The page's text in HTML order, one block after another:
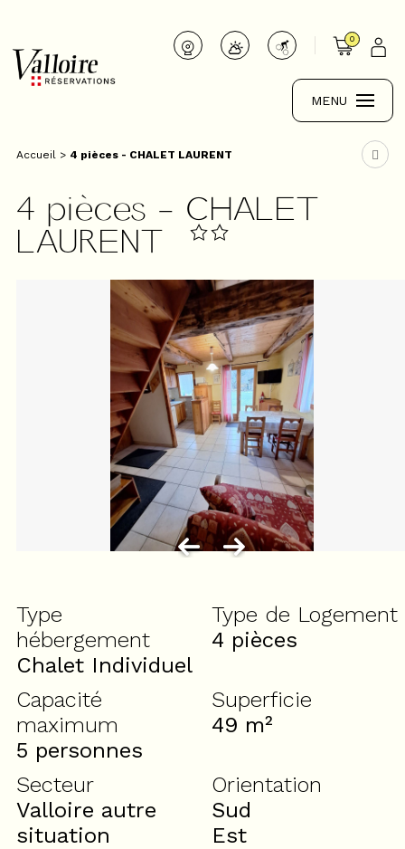
0
MENU
Accueil > 4 pièces - CHALET LAURENT
4 pièces - CHALET
LAURENT
Type
hébergement
Chalet Individuel
Type de Logement
4 pièces
Capacité
maximum
5 personnes
Superficie
49 m²
Secteur
Valloire autre
situation
Orientation
Sud
Est